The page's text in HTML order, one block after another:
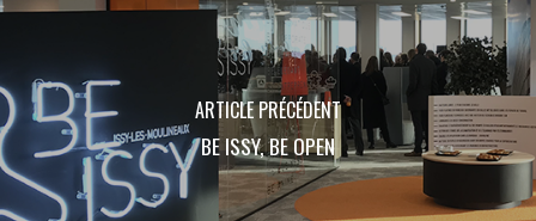
ARTICLE PRÉCÉDENT
BE ISSY, BE OPEN